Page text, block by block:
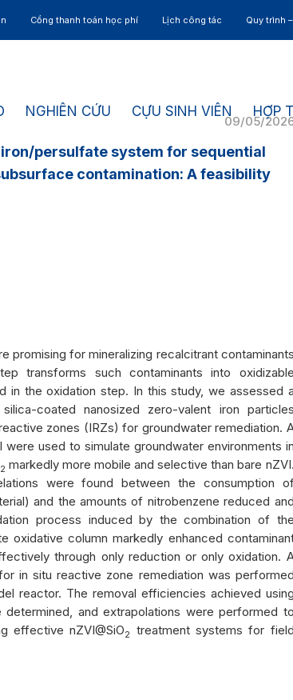
Cổng thanh toán học phí Lịch công tác Quy trình
NGHIÊN CỨU CỰU SINH VIÊN HỢP
09/05/
persulfate system for sequential
contamination: A feasibility
promising for mineralizing recalcitrant
transforms such contaminants into
in the oxidation step. In this study, we assessed
coated nanosized zero-valent iron
zones (IRZs) for groundwater remediation.
used to simulate groundwater environments
2 markedly more mobile and selective than bare
were found between the consumption
and the amounts of nitrobenzene reduced
process induced by the combination of
oxidative column markedly enhanced
through only reduction or only oxidation.
in situ reactive zone remediation was
reactor. The removal efficiencies achieved
and extrapolations were performed
effective nZVI@SiO2 treatment systems for